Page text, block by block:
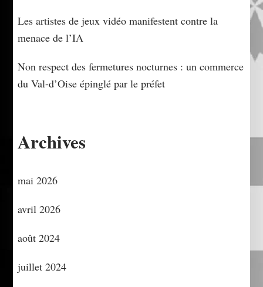
Les artistes de jeux vidéo manifestent contre la
menace de l’IA
Non respect des fermetures nocturnes : un commerce
du Val-d’Oise épinglé par le préfet
Archives
mai 2026
avril 2026
août 2024
juillet 2024